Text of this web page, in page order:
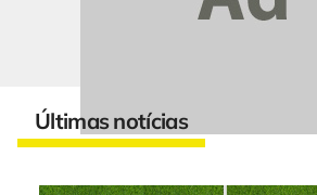
Últimas notícias